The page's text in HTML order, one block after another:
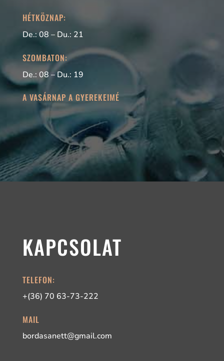
HÉTKÖZNAP:
De.: 08 – Du.: 21
SZOMBATON:
De.: 08 – Du.: 19
A VASÁRNAP A GYEREKEIMÉ
KAPCSOLAT
TELEFON:
+(36) 70 63-73-222
MAIL
bordasanett@gmail.com